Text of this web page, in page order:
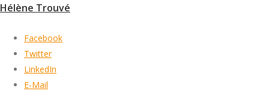
Hélène Trouvé
Facebook
Twitter
LinkedIn
E-Mail